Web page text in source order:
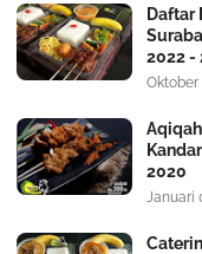
Daftar
2022 -
Oktober
2020
Januari